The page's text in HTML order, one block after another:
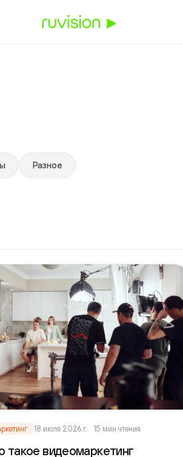
Разное
18 июля 2026 г. 15 мин чтения
видеомаркетинг
он бизнесу?